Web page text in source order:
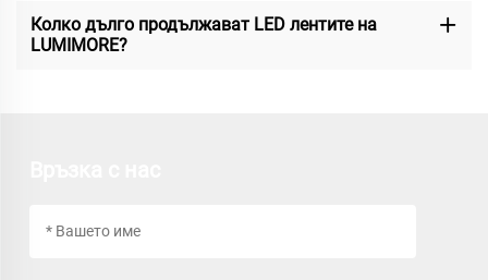
Колко дълго продължават LED лентите на
LUMIMORE?